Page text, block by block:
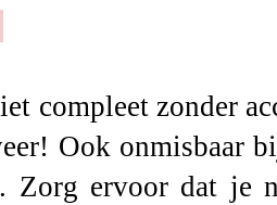
compleet zonder
Ook onmisbaar
Zorg ervoor dat je